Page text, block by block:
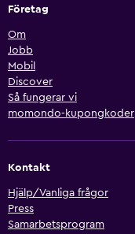
Företag
Om
Jobb
Mobil
Discover
Så fungerar vi
momondo-kupongkoder
Kontakt
Hjälp/Vanliga frågor
Press
Samarbetsprogram